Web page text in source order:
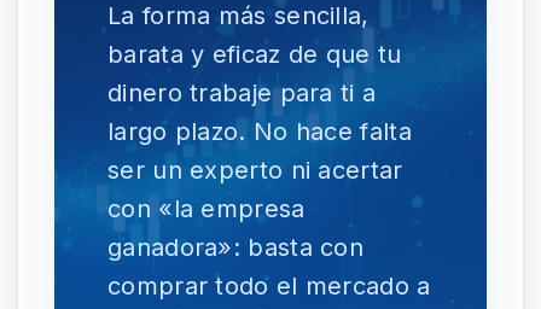
La forma más sencilla,
barata y eficaz de que tu
dinero trabaje para ti a
largo plazo. No hace falta
ser un experto ni acertar
con «la empresa
ganadora»: basta con
comprar todo el mercado a